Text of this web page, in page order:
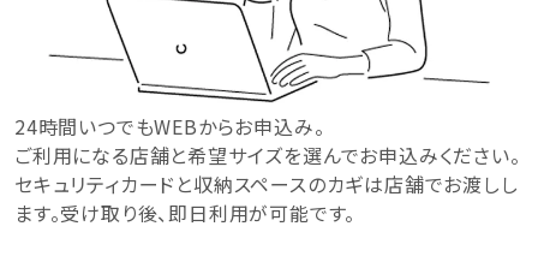
24時間いつでもWEBからお申込み。
ご利用になる店舗と希望サイズを選んでお申込みください。
セキュリティカードと収納スペースのカギは店舗でお渡しし
ます。受け取り後、即日利用が可能です。